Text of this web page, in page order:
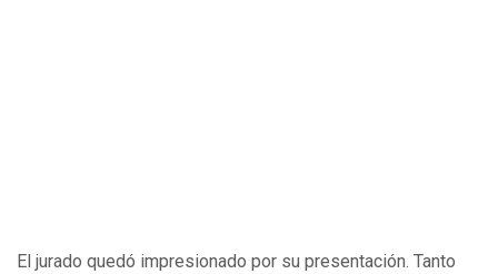
El jurado quedó impresionado por su presentación. Tanto